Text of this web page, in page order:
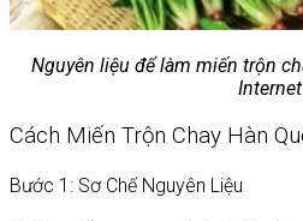
Nguyên liệu để làm miến trộn
Internet
Cách Miến Trộn Chay Hàn
Bước 1: Sơ Chế Nguyên Liệu